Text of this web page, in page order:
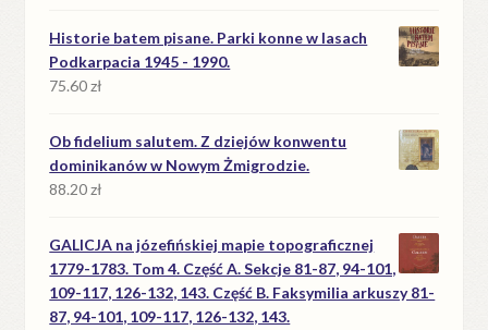
Historie batem pisane. Parki konne w lasach
Podkarpacia 1945 - 1990.
75.60zł
Ob fidelium salutem. Z dziejów konwentu
dominikanów w Nowym Żmigrodzie.
88.20zł
GALICJA na józefińskiej mapie topograficznej
1779-1783. Tom 4. Część A. Sekcje 81-87, 94-101,
109-117, 126-132, 143. Część B. Faksymilia arkuszy 81-
87, 94-101, 109-117, 126-132, 143.